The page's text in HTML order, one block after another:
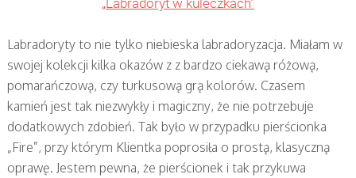
Labradoryty to nie tylko niebieska labradoryzacja. Miałam w
swojej kolekcji kilka okazów z z bardzo ciekawą różową,
pomarańczową, czy turkusową grą kolorów. Czasem
kamień jest tak niezwykły i magiczny, że nie potrzebuje
dodatkowych zdobień. Tak było w przypadku pierścionka
„Fire”, przy którym Klientka poprosiła o prostą, klasyczną
oprawę. Jestem pewna, że pierścionek i tak przykuwa